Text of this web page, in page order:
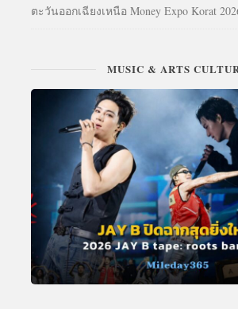
ตะวันออกเฉียงเหนือ Money Expo Korat
MUSIC & ARTS